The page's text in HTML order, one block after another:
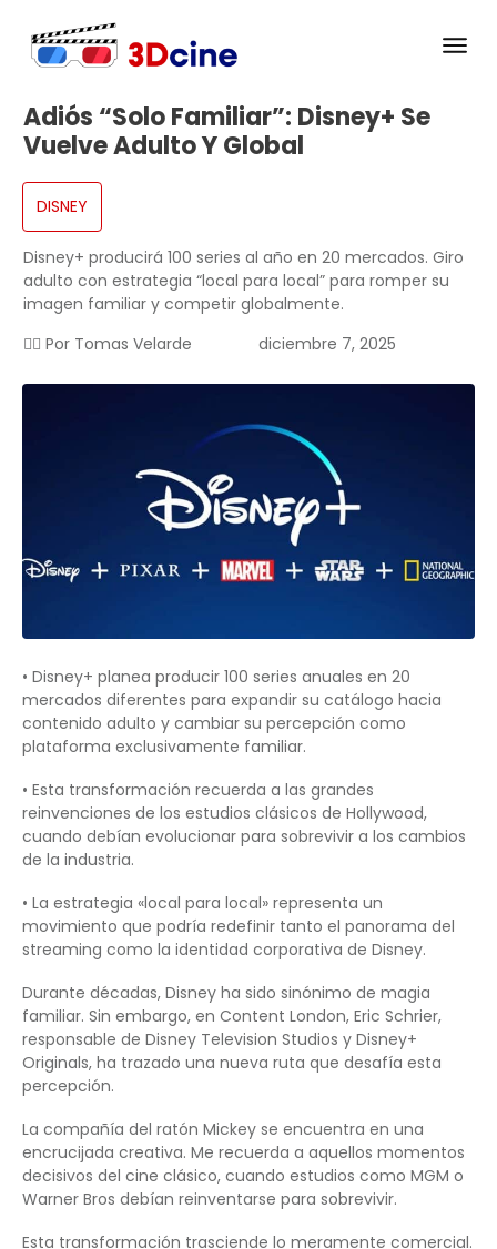
Adiós “solo Familiar”: Disney+ Se
Vuelve Adulto Y Global
DISNEY
Disney+ producirá 100 series al año en 20 mercados. Giro
adulto con estrategia “local para local” para romper su
imagen familiar y competir globalmente.
✍🏻 Por Tomas Velarde diciembre 7, 2025
• Disney+ planea producir 100 series anuales en 20
mercados diferentes para expandir su catálogo hacia
contenido adulto y cambiar su percepción como
plataforma exclusivamente familiar.
• Esta transformación recuerda a las grandes
reinvenciones de los estudios clásicos de Hollywood,
cuando debían evolucionar para sobrevivir a los cambios
de la industria.
• La estrategia «local para local» representa un
movimiento que podría redefinir tanto el panorama del
streaming como la identidad corporativa de Disney.
Durante décadas, Disney ha sido sinónimo de magia
familiar. Sin embargo, en Content London, Eric Schrier,
responsable de Disney Television Studios y Disney+
Originals, ha trazado una nueva ruta que desafía esta
percepción.
La compañía del ratón Mickey se encuentra en una
encrucijada creativa. Me recuerda a aquellos momentos
decisivos del cine clásico, cuando estudios como MGM o
Warner Bros debían reinventarse para sobrevivir.
Esta transformación trasciende lo meramente comercial.